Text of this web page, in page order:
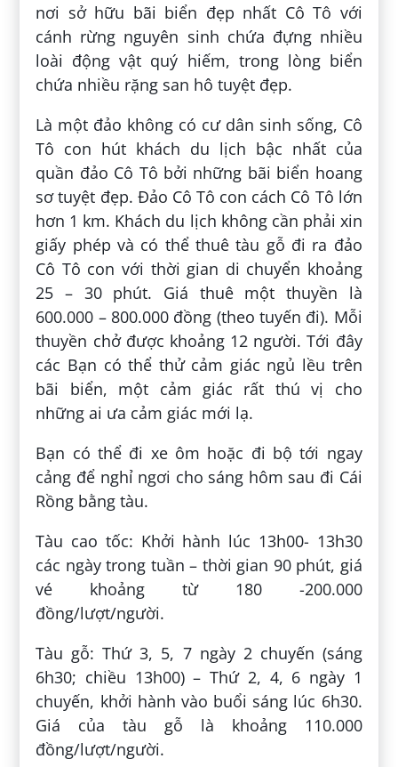
nơi sở hữu bãi biển đẹp nhất Cô Tô với
cánh rừng nguyên sinh chứa đựng nhiều
loài động vật quý hiếm, trong lòng biển
chứa nhiều rặng san hô tuyệt đẹp.
Là một đảo không có cư dân sinh sống, Cô
Tô con hút khách du lịch bậc nhất của
quần đảo Cô Tô bởi những bãi biển hoang
sơ tuyệt đẹp. Đảo Cô Tô con cách Cô Tô lớn
hơn 1 km. Khách du lịch không cần phải xin
giấy phép và có thể thuê tàu gỗ đi ra đảo
Cô Tô con với thời gian di chuyển khoảng
25 – 30 phút. Giá thuê một thuyền là
600.000 – 800.000 đồng (theo tuyến đi). Mỗi
thuyền chở được khoảng 12 người. Tới đây
các Bạn có thể thử cảm giác ngủ lều trên
bãi biển, một cảm giác rất thú vị cho
những ai ưa cảm giác mới lạ.
Bạn có thể đi xe ôm hoặc đi bộ tới ngay
cảng để nghỉ ngơi cho sáng hôm sau đi Cái
Rồng bằng tàu.
Tàu cao tốc: Khởi hành lúc 13h00- 13h30
các ngày trong tuần – thời gian 90 phút, giá
vé khoảng từ 180 -200.000
đồng/lượt/người.
Tàu gỗ: Thứ 3, 5, 7 ngày 2 chuyến (sáng
6h30; chiều 13h00) – Thứ 2, 4, 6 ngày 1
chuyến, khởi hành vào buổi sáng lúc 6h30.
Giá của tàu gỗ là khoảng 110.000
đồng/lượt/người.